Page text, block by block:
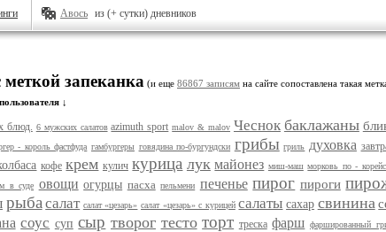
Авось из (+ сутки) дневников
меткой запеканка (и еще 86867 записям на сайте сопоставлена такая
↓
блюд. 6 мужских салатов azimuth sport malov & malov Чеснок баклажаны
- король фастфуда гамбургеры говядина по-бургундски грибы гриль духовка
кофе крем кулич курица лук майонез миш-маш морковь по -
в суде овощи огурцы пасха пельмени печенье пирог пироги
рыба салат салат «цезарь» салат «цезарь» с курицей салаты сахар свинина
соус суп сыр творог тесто торт треска фарш фаршированный